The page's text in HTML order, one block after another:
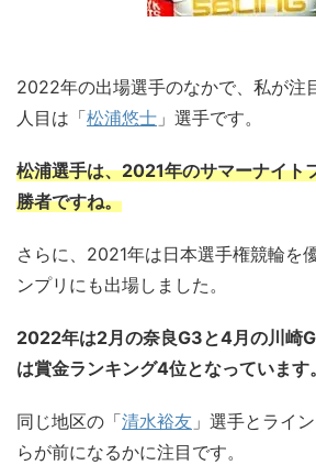
2022年の出場選手のなかで、私が注
人目は「松浦悠士 」選手です。
松浦選手は、2021年のサマーナイト
勝者ですね。
さらに、2021年は日本選手権競輪を
ンプリにも出場しました。
2022年は2月の奈良G3と4月の川崎
は賞金ランキング4位となっています。
同じ地区の「清水裕友 」選手とライ
らが前になるかに注目です。